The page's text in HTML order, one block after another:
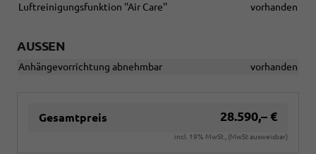
Luftreinigungsfunktion ''Air Care''
vorhanden
AUSSEN
Anhängevorrichtung abnehmbar vorhanden
Gesamtpreis 28.590,– €
incl. 19% MwSt., (MwSt ausweisbar)